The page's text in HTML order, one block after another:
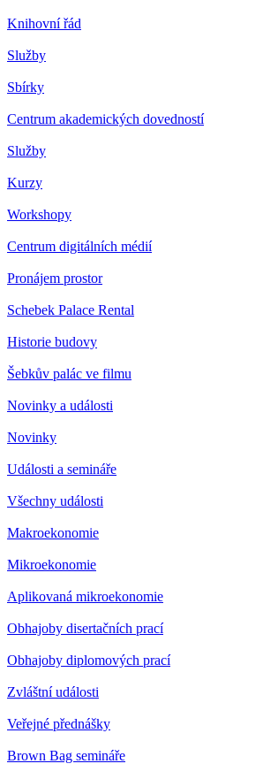
Knihovní řád
Služby
Sbírky
Centrum akademických dovedností
Služby
Kurzy
Workshopy
Centrum digitálních médií
Pronájem prostor
Schebek Palace Rental
Historie budovy
Šebkův palác ve filmu
Novinky a události
Novinky
Události a semináře
Všechny události
Makroekonomie
Mikroekonomie
Aplikovaná mikroekonomie
Obhajoby disertačních prací
Obhajoby diplomových prací
Zvláštní události
Veřejné přednášky
Brown Bag semináře